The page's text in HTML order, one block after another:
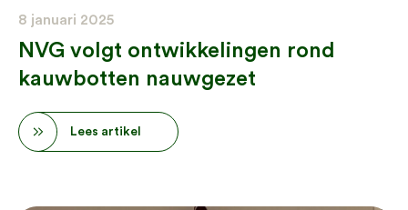
8 januari 2025
NVG volgt ontwikkelingen rond
kauwbotten nauwgezet
Lees artikel